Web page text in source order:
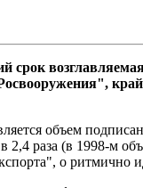
объем
раза (в 1998-м
о ритмично